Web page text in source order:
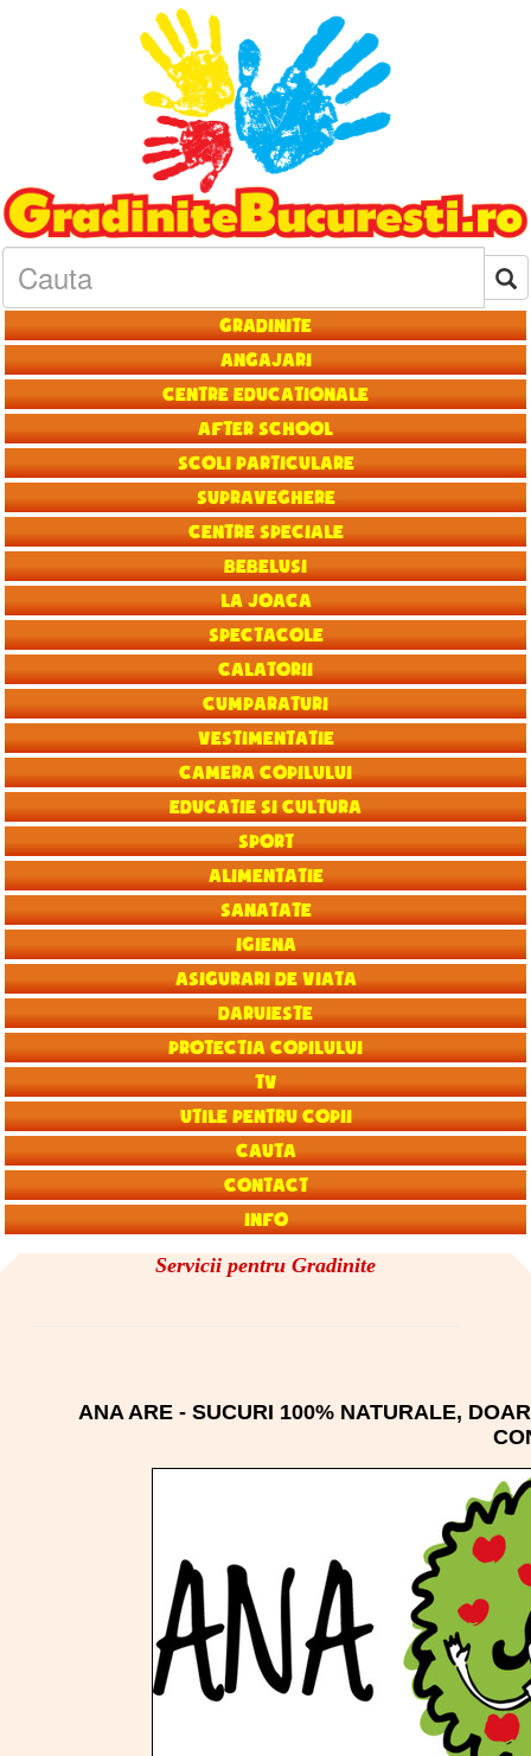
Gradinite
Angajari
Centre educationale
After School
Scoli particulare
Supraveghere
Centre speciale
Bebelusi
La joaca
Spectacole
Calatorii
Cumparaturi
Vestimentatie
Camera copilului
Educatie si Cultura
Sport
Alimentatie
Sanatate
Igiena
Asigurari de viata
Daruieste
Protectia copilului
TV
Utile pentru copii
Cauta
Contact
Info
Servicii pentru Gradinite
ANA ARE - SUCURI 100% NATURALE,